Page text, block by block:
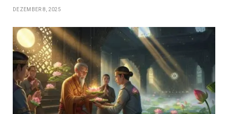
DEZEMBER 8, 2025